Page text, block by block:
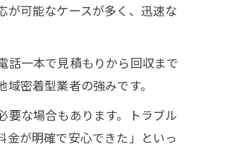
が可能なケースが多く、迅速な
話一本で見積もりから回収まで
密着型業者の強みです。
要な場合もあります。トラブル
金が明確で安心できた」といっ